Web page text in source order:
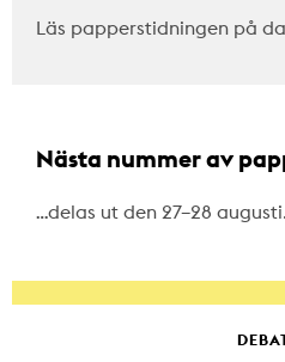
Läs papperstidningen på
Nästa nummer av
…delas ut den 27–28 augusti.